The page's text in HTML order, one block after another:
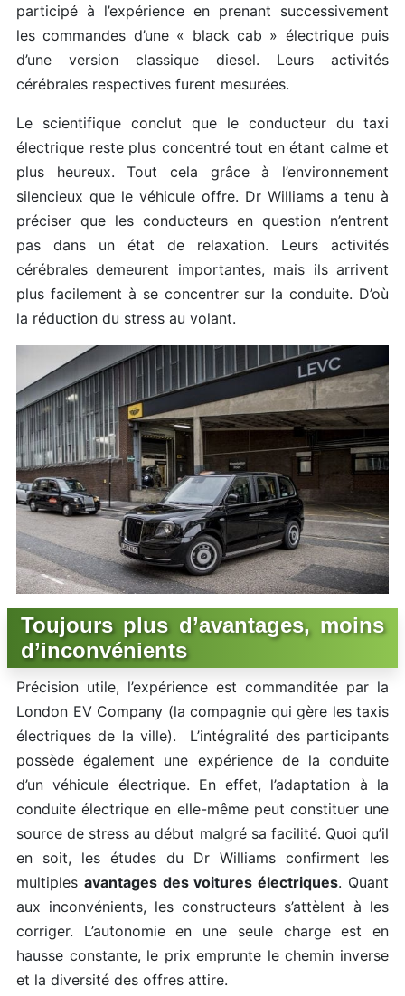
participé à l’expérience en prenant successivement
les commandes d’une « black cab » électrique puis
d’une version classique diesel. Leurs activités
cérébrales respectives furent mesurées.
Le scientifique conclut que le conducteur du taxi
électrique reste plus concentré tout en étant calme et
plus heureux. Tout cela grâce à l’environnement
silencieux que le véhicule offre. Dr Williams a tenu à
préciser que les conducteurs en question n’entrent
pas dans un état de relaxation. Leurs activités
cérébrales demeurent importantes, mais ils arrivent
plus facilement à se concentrer sur la conduite. D’où
la réduction du stress au volant.
Toujours plus d’avantages, moins
d’inconvénients
Précision utile, l’expérience est commanditée par la
London EV Company (la compagnie qui gère les taxis
électriques de la ville). L’intégralité des participants
possède également une expérience de la conduite
d’un véhicule électrique. En effet, l’adaptation à la
conduite électrique en elle-même peut constituer une
source de stress au début malgré sa facilité. Quoi qu’il
en soit, les études du Dr Williams confirment les
multiples avantages des voitures électriques. Quant
aux inconvénients, les constructeurs s’attèlent à les
corriger. L’autonomie en une seule charge est en
hausse constante, le prix emprunte le chemin inverse
et la diversité des offres attire.